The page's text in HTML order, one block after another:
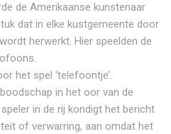
de Amerikaanse kunstenaar
dat in elke kustgemeente door
herwerkt. Hier speelden de
het spel ‘telefoontje’.
in het oor van de
in de rij kondigt het bericht
of verwarring, aan omdat het